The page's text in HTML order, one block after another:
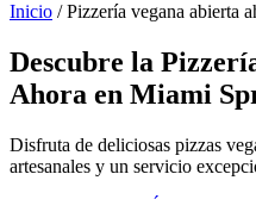
Inicio / Pizzería vegana abierta
Descubre la
Ahora en Miami
Disfruta de deliciosas pizzas
artesanales y un servicio